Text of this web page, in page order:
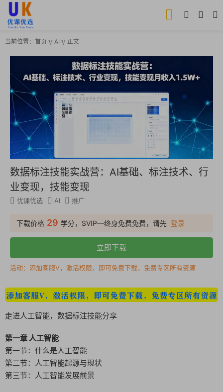
当前位置： 首页 AI 正文
数据标注技能实战营：AI基础、标注技术、行
业变现，技能变现
优课优选 AI 推广
下载价格 29 学分，SVIP—终身免费免费，请先 登录
立即下载
活动：添加客服V，激活权限，即可免费下载，免费专区所有资源
走进人工智能，数据标注技能分享
第一章 人工智能
第一节：什么是人工智能
第二节：人工智能起源与现状
第三节：人工智能发展前景